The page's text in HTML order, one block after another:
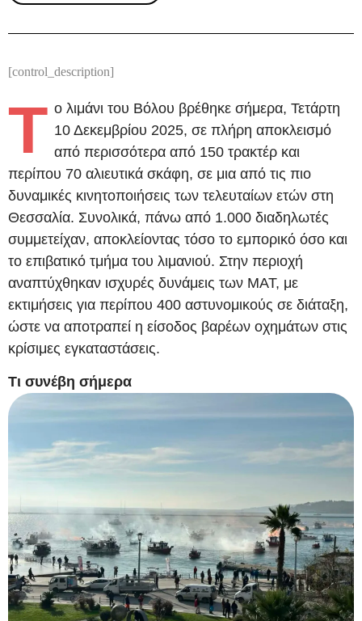
[control_description]
Τ ο λιμάνι του Βόλου βρέθηκε σήμερα, Τετάρτη
10 Δεκεμβρίου 2025, σε πλήρη αποκλεισμό
από περισσότερα από 150 τρακτέρ και
περίπου 70 αλιευτικά σκάφη, σε μια από τις πιο
δυναμικές κινητοποιήσεις των τελευταίων ετών στη
Θεσσαλία. Συνολικά, πάνω από 1.000 διαδηλωτές
συμμετείχαν, αποκλείοντας τόσο το εμπορικό όσο και
το επιβατικό τμήμα του λιμανιού. Στην περιοχή
αναπτύχθηκαν ισχυρές δυνάμεις των ΜΑΤ, με
εκτιμήσεις για περίπου 400 αστυνομικούς σε διάταξη,
ώστε να αποτραπεί η είσοδος βαρέων οχημάτων στις
κρίσιμες εγκαταστάσεις.
Τι συνέβη σήμερα